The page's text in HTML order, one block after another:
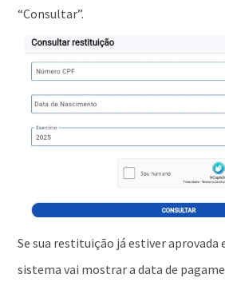
“Consultar”.
Se sua restituição já estiver aprovada
sistema vai mostrar a data de